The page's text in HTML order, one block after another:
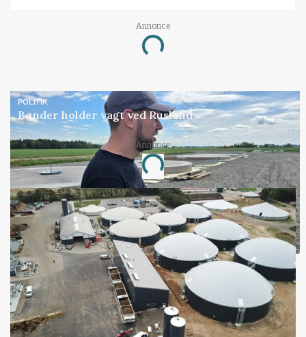
Annonce
Loading...
POLITIK
Bønder holder vagt ved Rusland
Annonce
Loading...